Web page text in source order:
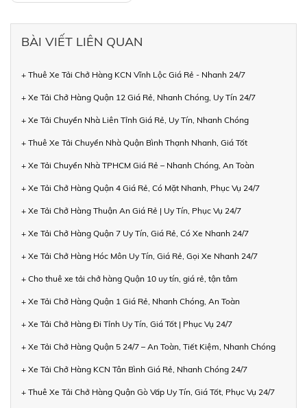
BÀI VIẾT LIÊN QUAN
+ Thuê Xe Tải Chở Hàng KCN Vĩnh Lộc Giá Rẻ - Nhanh 24/7
+ Xe Tải Chở Hàng Quận 12 Giá Rẻ, Nhanh Chóng, Uy Tín 24/7
+ Xe Tải Chuyển Nhà Liên Tỉnh Giá Rẻ, Uy Tín, Nhanh Chóng
+ Thuê Xe Tải Chuyển Nhà Quận Bình Thạnh Nhanh, Giá Tốt
+ Xe Tải Chuyển Nhà TPHCM Giá Rẻ – Nhanh Chóng, An Toàn
+ Xe Tải Chở Hàng Quận 4 Giá Rẻ, Có Mặt Nhanh, Phục Vụ 24/7
+ Xe Tải Chở Hàng Thuận An Giá Rẻ | Uy Tín, Phục Vụ 24/7
+ Xe Tải Chở Hàng Quận 7 Uy Tín, Giá Rẻ, Có Xe Nhanh 24/7
+ Xe Tải Chở Hàng Hóc Môn Uy Tín, Giá Rẻ, Gọi Xe Nhanh 24/7
+ Cho thuê xe tải chở hàng Quận 10 uy tín, giá rẻ, tận tâm
+ Xe Tải Chở Hàng Quận 1 Giá Rẻ, Nhanh Chóng, An Toàn
+ Xe Tải Chở Hàng Đi Tỉnh Uy Tín, Giá Tốt | Phục Vụ 24/7
+ Xe Tải Chở Hàng Quận 5 24/7 – An Toàn, Tiết Kiệm, Nhanh Chóng
+ Xe Tải Chở Hàng KCN Tân Bình Giá Rẻ, Nhanh Chóng 24/7
+ Thuê Xe Tải Chở Hàng Quận Gò Vấp Uy Tín, Giá Tốt, Phục Vụ 24/7